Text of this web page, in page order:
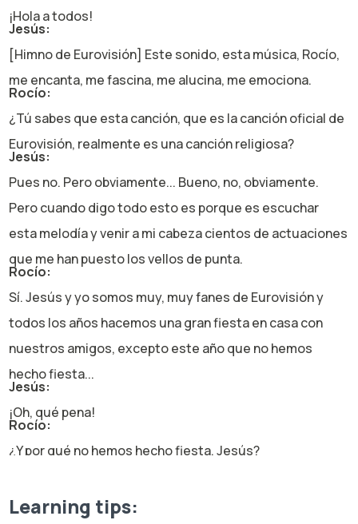
¡Hola a todos!
Jesús:
[Himno de Eurovisión] Este sonido, esta música, Rocío,
me encanta, me fascina, me alucina, me emociona.
Rocío:
¿Tú sabes que esta canción, que es la canción oficial de
Eurovisión, realmente es una canción religiosa?
Jesús:
Pues no. Pero obviamente... Bueno, no, obviamente.
Pero cuando digo todo esto es porque es escuchar
esta melodía y venir a mi cabeza cientos de actuaciones
que me han puesto los vellos de punta.
Rocío:
Sí. Jesús y yo somos muy, muy fanes de Eurovisión y
todos los años hacemos una gran fiesta en casa con
nuestros amigos, excepto este año que no hemos
hecho fiesta...
Jesús:
¡Oh, qué pena!
Rocío:
¿Y por qué no hemos hecho fiesta, Jesús?
en Turín, el norte de Italia, en el Festival de Eurovisión
Learning tips: